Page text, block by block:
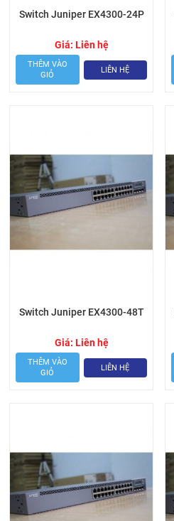
Switch Juniper EX4300-24P
Giá: Liên hệ
THÊM VÀO
GIỎ
LIÊN HỆ
Switch Juniper EX4300-48T
Giá: Liên hệ
THÊM VÀO
GIỎ
LIÊN HỆ